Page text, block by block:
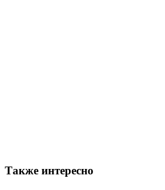
Также интересно